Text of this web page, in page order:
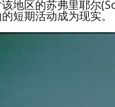
地区的苏弗里耶尔
短期活动成为现实。